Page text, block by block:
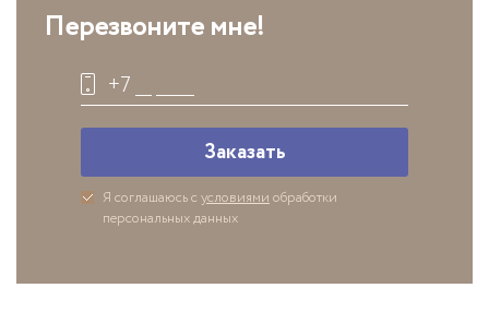
Перезвоните мне!
Заказать
Я соглашаюсь с условиямиобработки
персональных данных